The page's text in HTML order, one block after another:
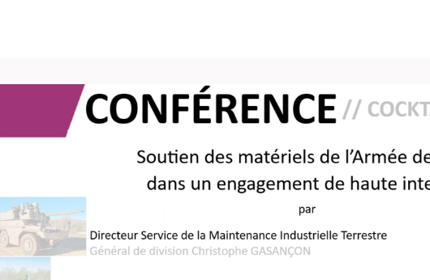
Campagne ELF Publications